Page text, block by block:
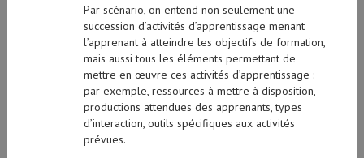
Par scénario, on entend non seulement une
succession d’activités d’apprentissage menant
l’apprenant à atteindre les objectifs de formation,
mais aussi tous les éléments permettant de
mettre en œuvre ces activités d’apprentissage :
par exemple, ressources à mettre à disposition,
productions attendues des apprenants, types
d’interaction, outils spécifiques aux activités
prévues.